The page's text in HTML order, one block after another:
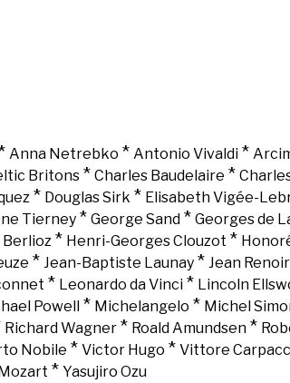
Anna Netrebko * Antonio Vivaldi*
Britons* Charles Baudelaire *
* Douglas Sirk * Elisabeth Vigée-
Tierney* George Sand* Georges de
* Henri-Georges Clouzot *
* Jean-Baptiste Launay * Jean Renoir
* Leonardo da Vinci * Lincoln
Powell * Michelangelo * Michel
Richard Wagner * Roald Amundsen *
Nobile * Victor Hugo * Vittore
* Yasujiro Ozu